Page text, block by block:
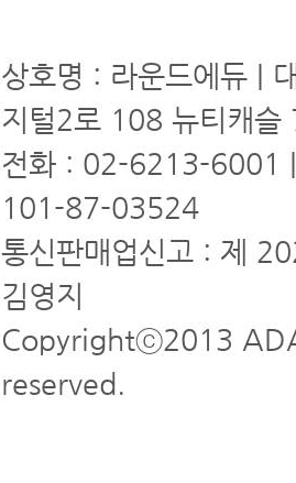
상호명 : 라운드에듀 |
지털2로 108 뉴티캐슬
전화 : 02-6213-6001
101-87-03524
통신판매업신고 : 제
김영지
Copyrightⓒ2013
reserved.